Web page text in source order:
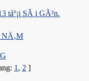
táº¡i SÃ i GÃ²n.
NÄ‚M
1 , 2 ]